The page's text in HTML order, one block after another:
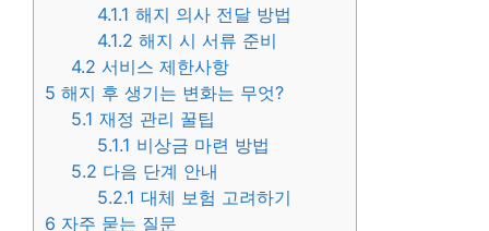
4.1.1 해지 의사 전달 방법
4.1.2 해지 시 서류 준비
4.2 서비스 제한사항
5 해지 후 생기는 변화는 무엇?
5.1 재정 관리 꿀팁
5.1.1 비상금 마련 방법
5.2 다음 단계 안내
5.2.1 대체 보험 고려하기
6 자주 묻는 질문